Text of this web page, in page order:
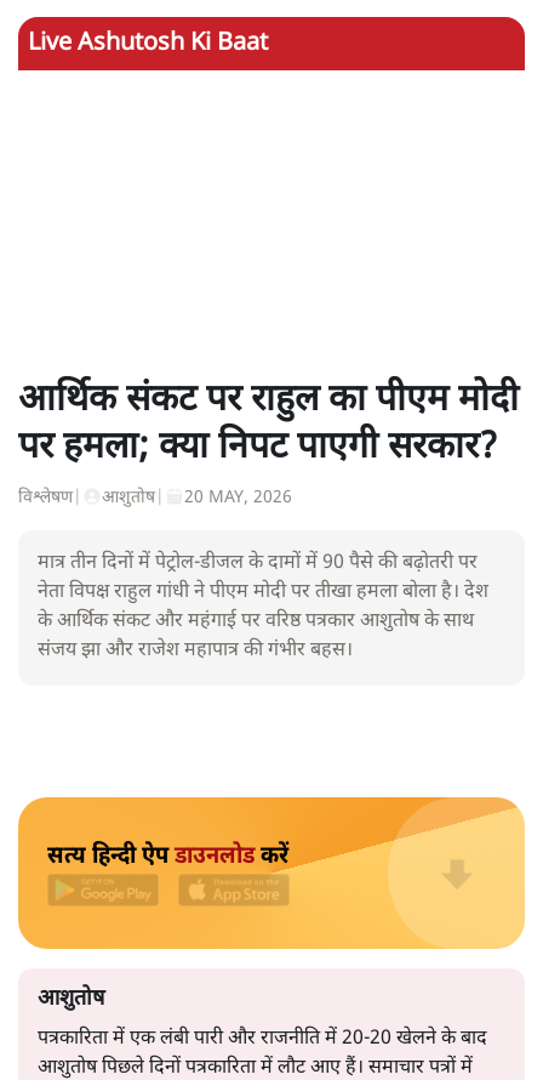
Live Ashutosh Ki Baat
आर्थिक संकट पर राहुल का पीएम मोदी
पर हमला; क्या निपट पाएगी सरकार?
विश्लेषण| आशुतोष| 20 MAY, 2026
मात्र तीन दिनों में पेट्रोल-डीजल के दामों में 90 पैसे की बढ़ोतरी पर
नेता विपक्ष राहुल गांधी ने पीएम मोदी पर तीखा हमला बोला है। देश
के आर्थिक संकट और महंगाई पर वरिष्ठ पत्रकार आशुतोष के साथ
संजय झा और राजेश महापात्र की गंभीर बहस।
सत्य हिन्दी ऐप डाउनलोडकरें
आशुतोष